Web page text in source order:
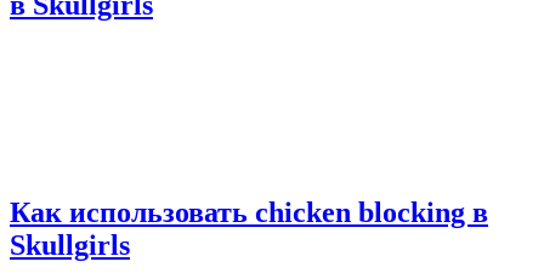
Как использовать chicken blocking в
Skullgirls